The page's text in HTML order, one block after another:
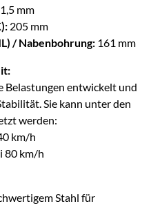
mm
205 mm
/ Nabenbohrung: 161 mm
Belastungen entwickelt und
Sie kann unter den
werden:
km/h
80 km/h
Stahl für